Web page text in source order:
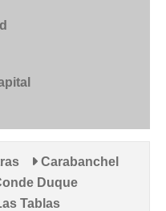
Carabanchel
Duque
Tablas